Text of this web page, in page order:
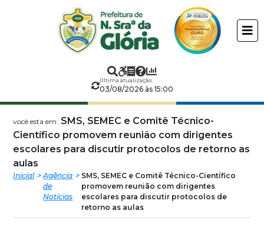
Prefeitura
Municipal
Nossa
Senhora
da
Glória
Última atualização:
03/08/2026 às 15:00
você esta em: SMS, SEMEC e Comitê Técnico-
Científico promovem reunião com dirigentes
escolares para discutir protocolos de retorno as
aulas
Inicial
Agência
de
Notícias
SMS, SEMEC e Comitê Técnico-Científico
promovem reunião com dirigentes
escolares para discutir protocolos de
retorno as aulas